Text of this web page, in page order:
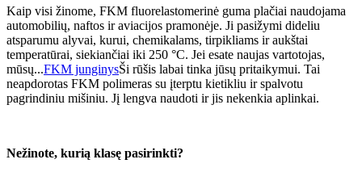
Kaip visi žinome, FKM fluorelastomerinė guma plačiai naudojama
automobilių, naftos ir aviacijos pramonėje. Ji pasižymi dideliu
atsparumu alyvai, kurui, chemikalams, tirpikliams ir aukštai
temperatūrai, siekiančiai iki 250 °C. Jei esate naujas vartotojas,
mūsų...FKM junginysŠi rūšis labai tinka jūsų pritaikymui. Tai
neapdorotas FKM polimeras su įterptu kietikliu ir spalvotu
pagrindiniu mišiniu. Jį lengva naudoti ir jis nekenkia aplinkai.
Nežinote, kurią klasę pasirinkti?